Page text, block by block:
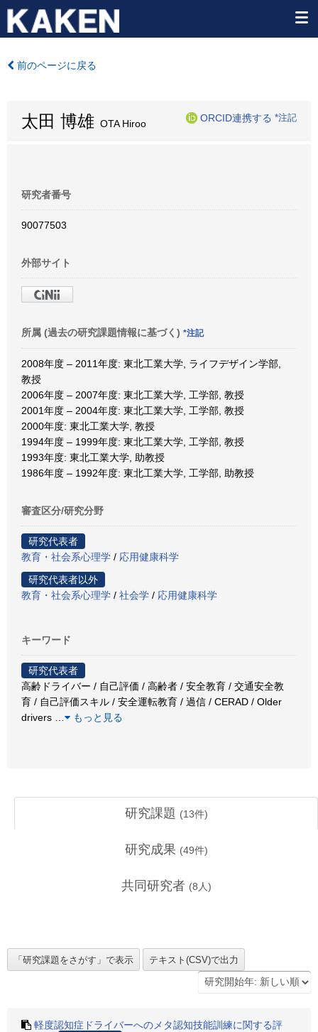
前のページに戻る
太田 博雄 OTA Hiroo
ORCID連携する *注記
研究者番号
90077503
外部サイト
所属 (過去の研究課題情報に基づく) *注記
2008年度 – 2011年度: 東北工業大学, ライフデザイン学部,
教授
2006年度 – 2007年度: 東北工業大学, 工学部, 教授
2001年度 – 2004年度: 東北工業大学, 工学部, 教授
2000年度: 東北工業大学, 教授
1994年度 – 1999年度: 東北工業大学, 工学部, 教授
1993年度: 東北工業大学, 助教授
1986年度 – 1992年度: 東北工業大学, 工学部, 助教授
審査区分/研究分野
研究代表者
教育・社会系心理学 / 応用健康科学
研究代表者以外
教育・社会系心理学 / 社会学 / 応用健康科学
キーワード
研究代表者
高齢ドライバー / 自己評価 / 高齢者 / 安全教育 / 交通安全教
育 / 自己評価スキル / 安全運転教育 / 過信 / CERAD / Older
drivers
もっと見る
研究課題 (13件)
研究成果 (49件)
共同研究者 (8 人)
軽度認知症ドライバーへのメタ認知技能訓練に関する評